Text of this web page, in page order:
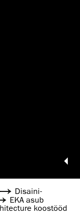
Disaini­­
EKA asub
koostööd